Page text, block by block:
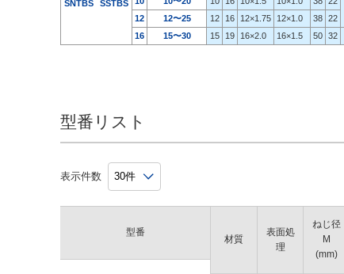
SNTBS
SSTBS
12
12〜25 12 16 12×1.75 12×1.0 38 22
16
15〜30 15 19 16×2.0 16×1.5 50 32
型番リスト
表示件数
型番
材質
表面処
理
ねじ径
M
(mm)